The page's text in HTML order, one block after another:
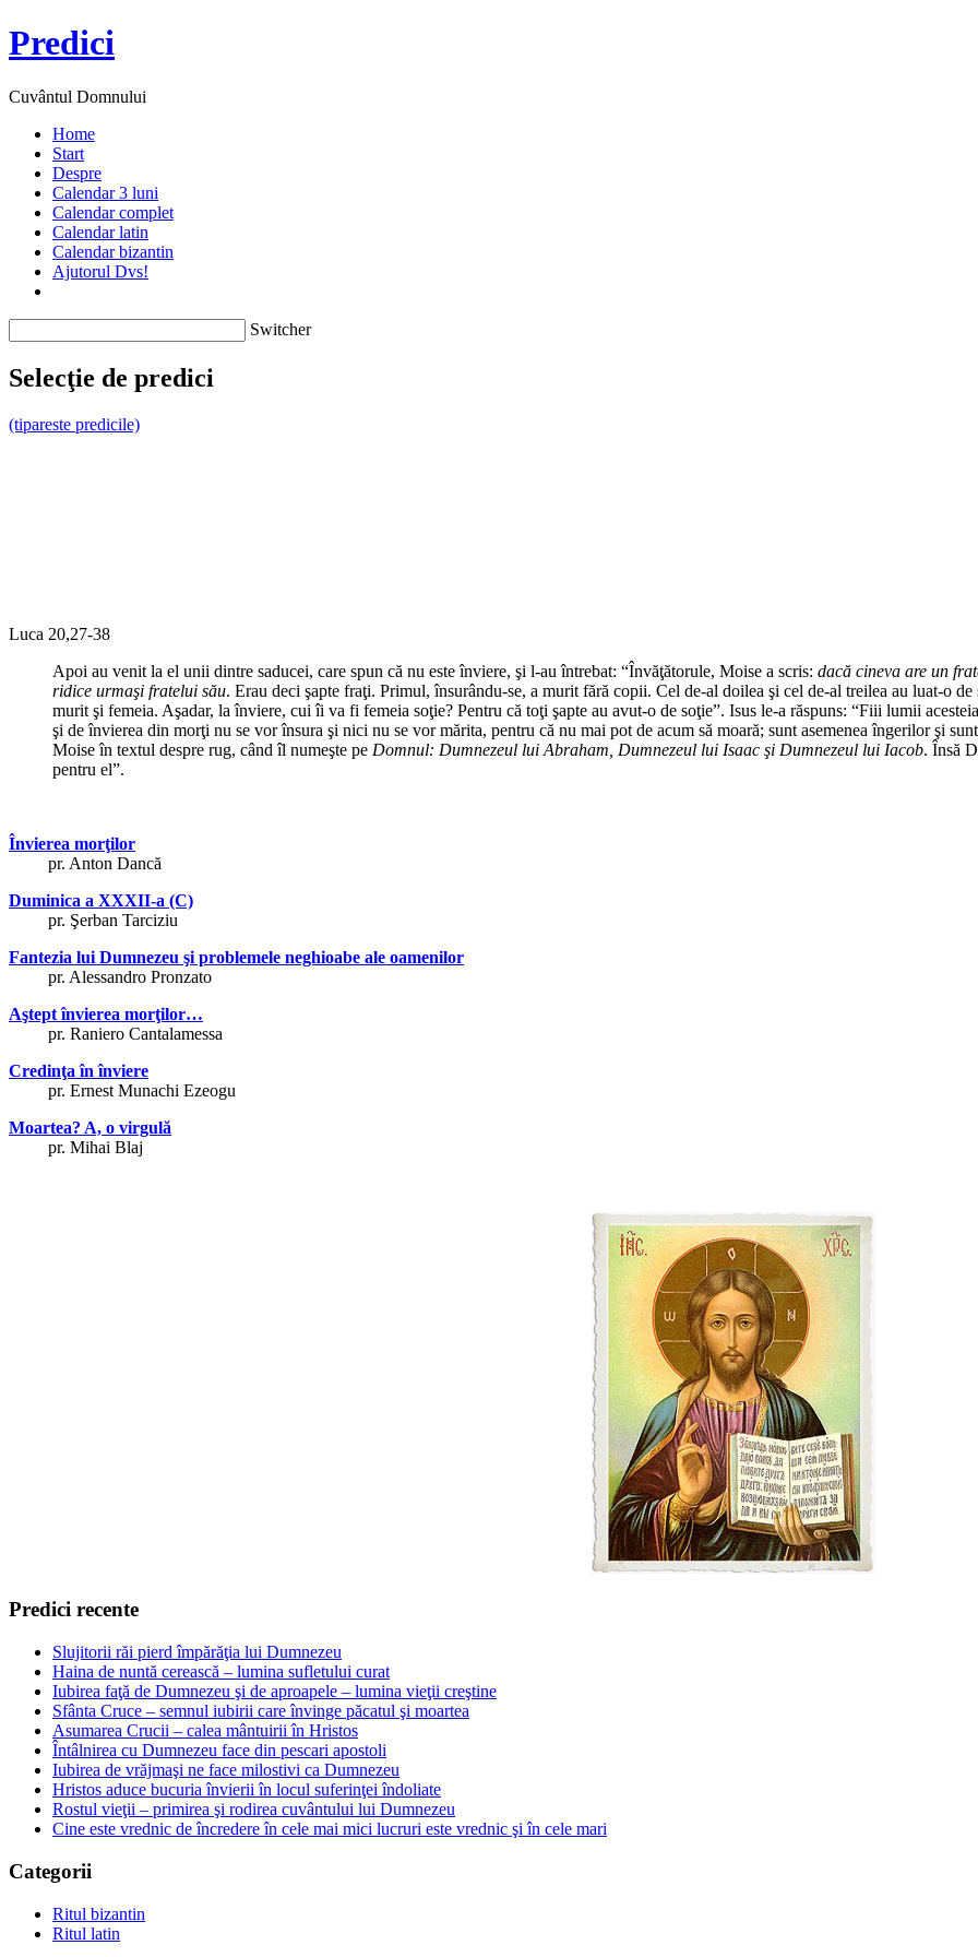
Predici
Cuvântul Domnului
Home
Start
Despre
Calendar 3 luni
Calendar complet
Calendar latin
Calendar bizantin
Ajutorul Dvs!
Switcher
Selecţie de predici
(tipareste predicile)
Luca 20,27-38
Apoi au venit la el unii dintre saducei, care spun că nu este înviere, şi l-au întrebat: “Învăţătorule, Moise a scris: dacă cineva are un
ridice urmaşi fratelui său. Erau deci şapte fraţi. Primul, însurându-se, a murit fără copii. Cel de-al doilea şi cel de-al treilea au luat-o
murit şi femeia. Aşadar, la înviere, cui îi va fi femeia soţie? Pentru că toţi şapte au avut-o de soţie”. Isus le-a răspuns: “Fiii lumii
şi de învierea din morţi nu se vor însura şi nici nu se vor mărita, pentru că nu mai pot de acum să moară; sunt asemenea îngerilor şi
Moise în textul despre rug, când îl numeşte pe Domnul: Dumnezeul lui Abraham, Dumnezeul lui Isaac şi Dumnezeul lui Iacob. Însă
pentru el”.
Învierea morţilor
pr. Anton Dancă
Duminica a XXXII-a (C)
pr. Şerban Tarciziu
Fantezia lui Dumnezeu şi problemele neghioabe ale oamenilor
pr. Alessandro Pronzato
Aştept învierea morţilor…
pr. Raniero Cantalamessa
Credinţa în înviere
pr. Ernest Munachi Ezeogu
Moartea? A, o virgulă
pr. Mihai Blaj
Predici recente
Slujitorii răi pierd împărăţia lui Dumnezeu
Haina de nuntă cerească – lumina sufletului curat
Iubirea faţă de Dumnezeu şi de aproapele – lumina vieţii creştine
Sfânta Cruce – semnul iubirii care învinge păcatul şi moartea
Asumarea Crucii – calea mântuirii în Hristos
Întâlnirea cu Dumnezeu face din pescari apostoli
Iubirea de vrăjmaşi ne face milostivi ca Dumnezeu
Hristos aduce bucuria învierii în locul suferinţei îndoliate
Rostul vieţii – primirea şi rodirea cuvântului lui Dumnezeu
Cine este vrednic de încredere în cele mai mici lucruri este vrednic şi în cele mari
Categorii
Ritul bizantin
Ritul latin